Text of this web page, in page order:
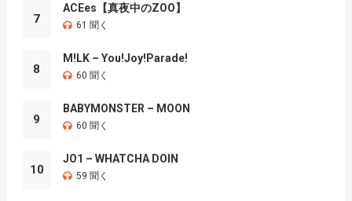
7
ACEes【真夜中のZOO】
61 聞く
8
M!LK – You!Joy!Parade!
60 聞く
9
BABYMONSTER – MOON
60 聞く
10
JO1 – WHATCHA DOIN
59 聞く